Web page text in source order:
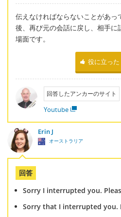
伝えなければならないことがあっ
後、再び元の会話に戻し、相手に
場面です。
役に立った
回答したアンカーのサイト
Youtube
Erin J
オーストラリア
回答
Sorry I interrupted you.
Sorry that I interrupted you.